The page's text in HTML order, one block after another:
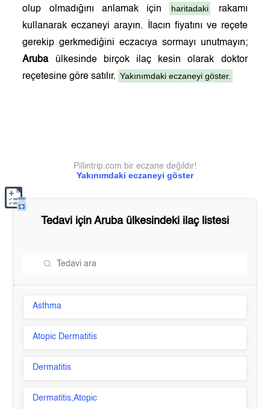
olup olmadığını anlamak için haritadaki
rakamı
kullanarak eczaneyi arayın. İlacın fiyatını ve reçete
gerekip gerkmediğini eczacıya sormayı unutmayın;
Arubaülkesinde birçok ilaç kesin olarak doktor
reçetesine göre satılır. Yakınımdaki eczaneyi göster.
Yakınımdaki eczaneyi göster
Pillintrip.com bir eczane değildir!
Tedavi için Arubaülkesindeki ilaç listesi
Asthma
Atopic Dermatitis
Dermatitis
Dermatitis,Atopic